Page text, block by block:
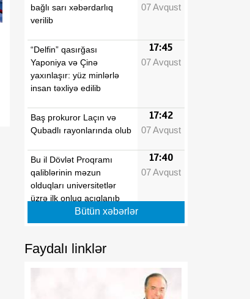
bağlı sarı xəbərdarlıq
verilib
07 Avqust
“Delfin” qasırğası
Yaponiya və Çinə
yaxınlaşır: yüz minlərlə
insan təxliyə edilib
17:45
07 Avqust
Baş prokuror Laçın və
Qubadlı rayonlarında olub
17:42
07 Avqust
Bu il Dövlət Proqramı
qaliblərinin məzun
olduqları universitetlər
üzrə ilk onluq açıqlanıb
17:40
07 Avqust
modelinə beynəlxalq
dəstəyi təsdiqlədi
17:39
17:36
Bütün xəbərlər
Faydalı linklər